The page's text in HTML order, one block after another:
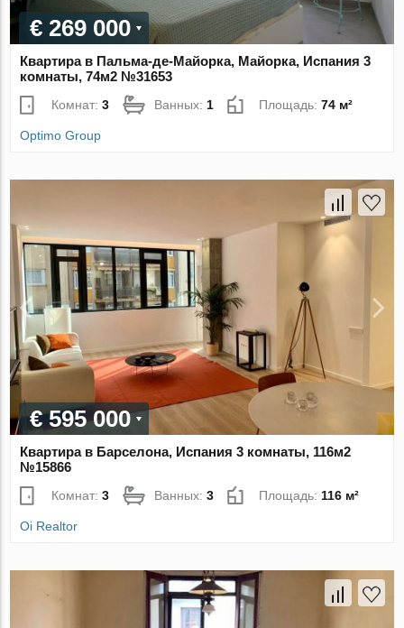
€ 269 000
Квартира в Пальма-де-Майорка, Майорка, Испания 3
комнаты, 74м2 №31653
Комнат:3 Ванных: 1 Площадь:74 м²
Optimo Group
€ 595 000
Квартира в Барселона, Испания 3 комнаты, 116м2
№15866
Комнат:3 Ванных:3 Площадь:116 м²
Oi Realtor